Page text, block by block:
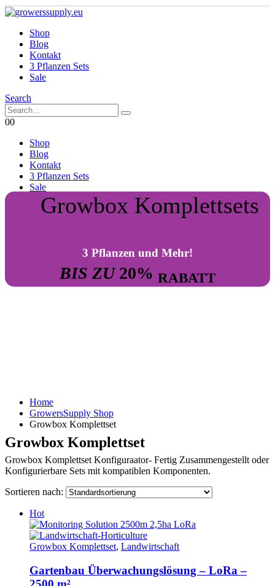
Shop
Blog
Kontakt
3 Pflanzen Sets
Sale
Search
00
Shop
Blog
Kontakt
3 Pflanzen Sets
Sale
Growbox Komplettsets
3 Pflanzen und Mehr!
BIS ZU20% RABATT
Home
GrowersSupply Shop
Growbox Komplettset
Growbox Komplettset
Growbox Komplettset Konfiguraator- Fertig Zusammengestellt oder
Konfigurierbare Sets mit kompatiblen Komponenten.
Sortieren nach:
Hot
Growbox Komplettset, Landwirtschaft
Gartenbau Überwachungslösung – LoRa –